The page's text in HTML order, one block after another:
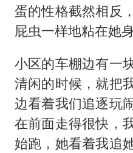
蛋的性格截然相反
屁虫一样地粘在她身
小区的车棚边有一
清闲的时候，就把
边看着我们追逐玩
在前面走得很快，
始跑，她看着我追